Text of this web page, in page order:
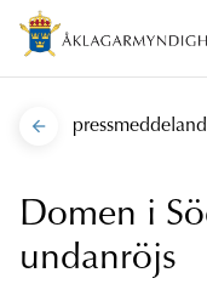
Domen i
undanröjs